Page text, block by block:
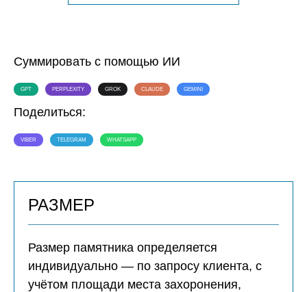
Суммировать с помощью ИИ
GPT PERPLEXITY GROK CLAUDE GEMINI
Поделиться:
VIBER TELEGRAM WHATSAPP
РАЗМЕР
Размер памятника определяется
индивидуально — по запросу клиента, с
учётом площади места захоронения,